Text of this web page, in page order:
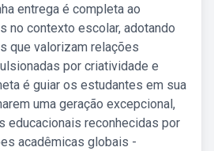
entrega é completa ao
no contexto escolar, adotando
que valorizam relações
por criatividade e
é guiar os estudantes em sua
uma geração excepcional,
educacionais reconhecidas por
acadêmicas globais -